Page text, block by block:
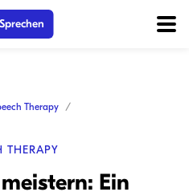
Therapy
THERAPY
Ein